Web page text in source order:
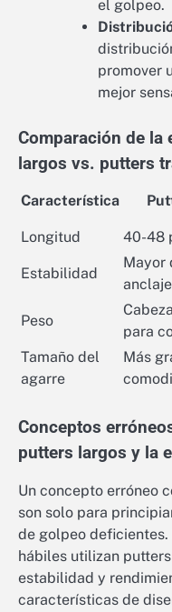
el golpeo.
promover
mejor
Comparación de la
largos vs. putters
Característica
Longitud
40-48
Estabilidad
Mayor
anclaje
Peso
para
Tamaño del
agarre
Más
Conceptos
putters largos y la
Un concepto erróneo
son solo para
de golpeo
hábiles utilizan
estabilidad y
características de